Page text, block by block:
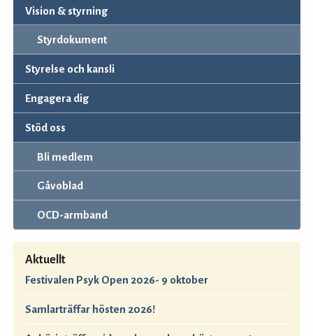
Vision & styrning
Styrdokument
Styrelse och kansli
Engagera dig
Stöd oss
Bli medlem
Gåvoblad
OCD-armband
Aktuellt
Festivalen Psyk Open 2026- 9 oktober
Samlarträffar hösten 2026!